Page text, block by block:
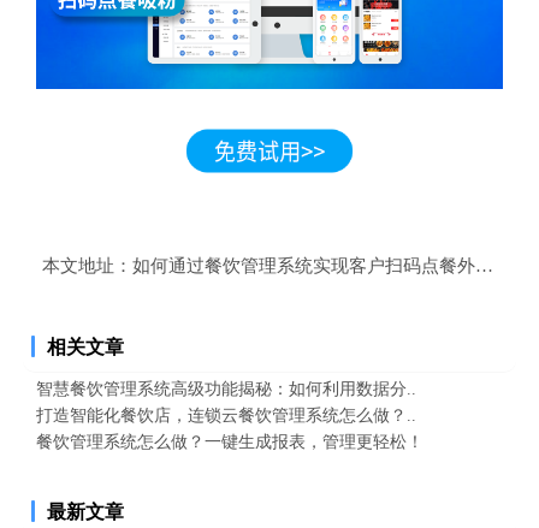
本文地址： 如何通过餐饮管理系统实现客户扫码点餐外卖到家
相关文章
智慧餐饮管理系统高级功能揭秘：如何利用数据分..
打造智能化餐饮店，连锁云餐饮管理系统怎么做？..
餐饮管理系统怎么做？一键生成报表，管理更轻松！
最新文章